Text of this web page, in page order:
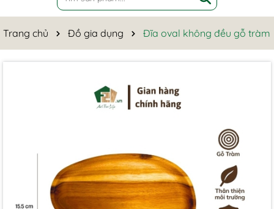
Trang chủ Đồ gia dụng Đĩa oval không đều gỗ tràm